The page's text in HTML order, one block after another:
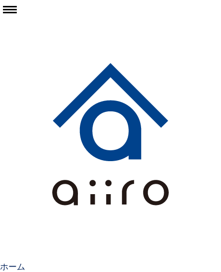
ホーム